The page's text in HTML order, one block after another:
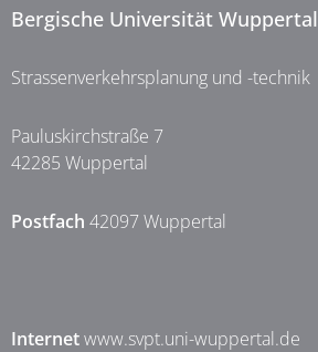
Bergische Universität Wuppertal
Strassenverkehrsplanung und -technik
Pauluskirchstraße 7
42285 Wuppertal
Postfach 42097 Wuppertal
Internetwww.svpt.uni-wuppertal.de